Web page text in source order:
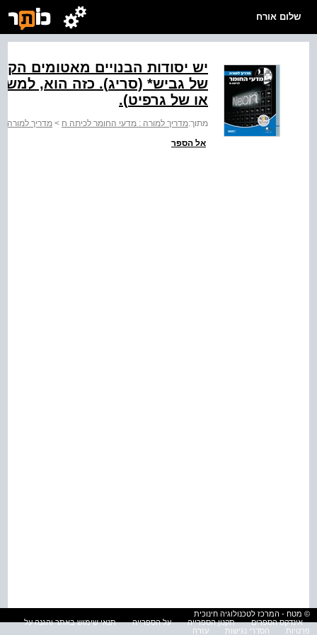
שלום אורח
יש יסודות הבנויים מאטומים
של גביש* (סריג‭.(‬
או של גרפיט‭.(‬
מתוך:מדריך למורה : מדעי החומר לכיתה ח > מדריך למורה
אל הספר
© מטח - המרכז לטכנולוגיה חינוכית
אינדקס הספרים
תקנון הספרייה על הספרייה
תנאי שימוש באתר והגנה על
פרטיות
הסדרי נגישות עזרה